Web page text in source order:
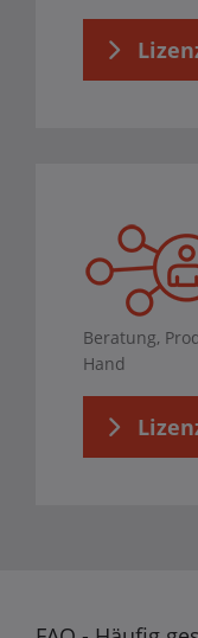
Beratung,
Hand